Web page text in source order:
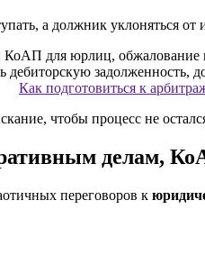
а должник уклоняться от
Как подготовиться к
чтобы процесс не
делам,
переговоров к